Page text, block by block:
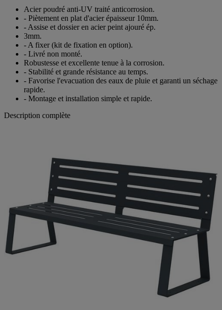
Acier poudré anti-UV traité anticorrosion.
- Piètement en plat d'acier épaisseur 10mm.
- Assise et dossier en acier peint ajouré ép.
3mm.
- A fixer (kit de fixation en option).
- Livré non monté.
Robustesse et excellente tenue à la corrosion.
- Stabilité et grande résistance au temps.
- Favorise l'evacuation des eaux de pluie et garanti un séchage
rapide.
- Montage et installation simple et rapide.
Description complète